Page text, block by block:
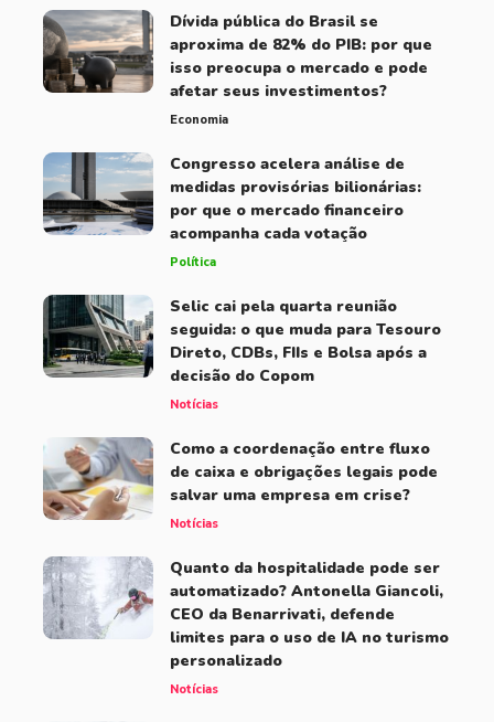
Dívida pública do Brasil se
aproxima de 82% do PIB: por que
isso preocupa o mercado e pode
afetar seus investimentos?
Economia
Congresso acelera análise de
medidas provisórias bilionárias:
por que o mercado financeiro
acompanha cada votação
Política
Selic cai pela quarta reunião
seguida: o que muda para Tesouro
Direto, CDBs, FIIs e Bolsa após a
decisão do Copom
Notícias
Como a coordenação entre fluxo
de caixa e obrigações legais pode
salvar uma empresa em crise?
Notícias
Quanto da hospitalidade pode ser
automatizado? Antonella Giancoli,
CEO da Benarrivati, defende
limites para o uso de IA no turismo
personalizado
Notícias